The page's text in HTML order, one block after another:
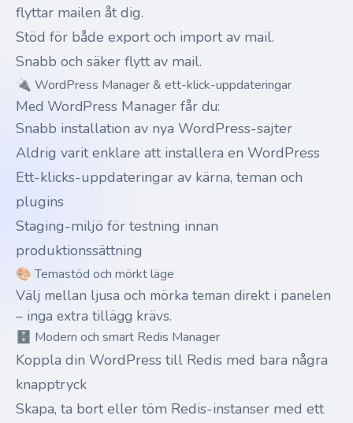
flyttar mailen åt dig.
Stöd för både export och import av mail.
Snabb och säker flytt av mail.
🔌 WordPress Manager & ett-klick-uppdateringar
Med WordPress Manager får du:
Snabb installation av nya WordPress-sajter
Aldrig varit enklare att installera en WordPress
Ett-klicks-uppdateringar av kärna, teman och
plugins
Staging-miljö för testning innan
produktionssättning
🎨 Temastöd och mörkt läge
Välj mellan ljusa och mörka teman direkt i panelen
– inga extra tillägg krävs.
🗄️ Modern och smart Redis Manager
Koppla din WordPress till Redis med bara några
knapptryck
Skapa, ta bort eller töm Redis-instanser med ett